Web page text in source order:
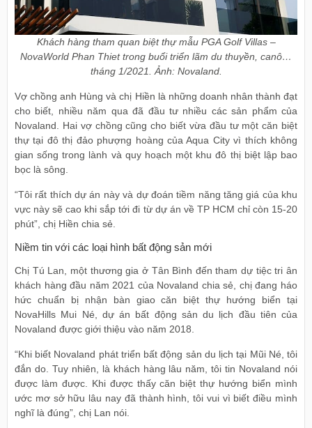
Khách hàng tham quan biệt thự mẫu PGA Golf Villas –
NovaWorld Phan Thiet trong buổi triển lãm du thuyền, canô…
tháng 1/2021. Ảnh: Novaland.
Vợ chồng anh Hùng và chị Hiền là những doanh nhân thành đạt
cho biết, nhiều năm qua đã đầu tư nhiều các sản phẩm của
Novaland. Hai vợ chồng cũng cho biết vừa đầu tư một căn biệt
thự tại đô thị đảo phượng hoàng của Aqua City vì thích không
gian sống trong lành và quy hoạch một khu đô thị biệt lập bao
bọc là sông.
“Tôi rất thích dự án này và dự đoán tiềm năng tăng giá của khu
vực này sẽ cao khi sắp tới đi từ dự án về TP HCM chỉ còn 15-20
phút”, chị Hiền chia sẻ.
Niềm tin với các loại hình bất động sản mới
Chị Tú Lan, một thương gia ở Tân Bình đến tham dự tiệc tri ân
khách hàng đầu năm 2021 của Novaland chia sẻ, chị đang háo
hức chuẩn bị nhận bàn giao căn biệt thự hướng biển tại
NovaHills Mui Né, dự án bất động sản du lịch đầu tiên của
Novaland được giới thiệu vào năm 2018.
“Khi biết Novaland phát triển bất động sản du lịch tại Mũi Né, tôi
đắn do. Tuy nhiên, là khách hàng lâu năm, tôi tin Novaland nói
được làm được. Khi được thấy căn biệt thự hướng biển mình
ước mơ sở hữu lâu nay đã thành hình, tôi vui vì biết điều mình
nghĩ là đúng”, chị Lan nói.